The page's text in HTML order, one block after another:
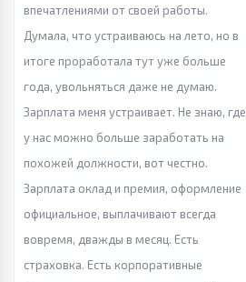
впечатлениями от своей работы.
Думала, что устраиваюсь на лето, но в
итоге проработала тут уже больше
года, увольняться даже не думаю.
Зарплата меня устраивает. Не знаю, где
у нас можно больше заработать на
похожей должности, вот честно.
Зарплата оклад и премия, оформление
официальное, выплачивают всегда
вовремя, дважды в месяц. Есть
страховка. Есть корпоративные